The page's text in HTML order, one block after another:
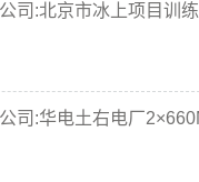
司:北京市冰上项目训
司:华电土右电厂